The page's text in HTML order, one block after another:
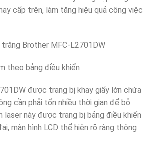
cấp trên, làm tăng hiệu quả công việc
trắng Brother MFC-L2701DW
theo bảng điều khiển
được trang bị khay giấy lớn chứa
cần phải tốn nhiều thời gian để bỏ
laser này được trang bị bảng điều khiển
màn hình LCD thể hiện rõ ràng thông